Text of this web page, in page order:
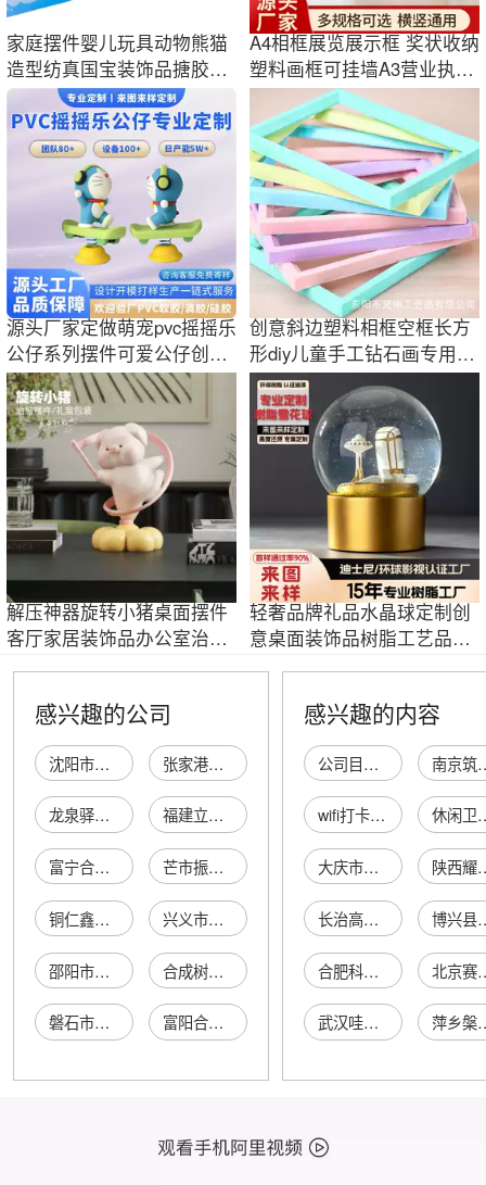
家庭摆件婴儿玩具动物熊猫
造型纺真国宝装饰品搪胶pvc
跨境热销
A4相框展览展示框 奖状收纳
塑料画框可挂墙A3营业执照
许可证镜框
源头厂家定做萌宠pvc摇摇乐
公仔系列摆件可爱公仔创意
桌面装饰品
创意斜边塑料相框空框长方
形diy儿童手工钻石画专用相
框现货批发
解压神器旋转小猪桌面摆件
客厅家居装饰品办公室治愈
轻奢品牌礼品水晶球定制创
意桌面装饰品树脂工艺品雪
感兴趣的公司
沈阳市兴泰合成树脂加工厂 张家港市锦丰镇宏利合成树脂加工厂
龙泉驿区十陵街办兴鑫合成树脂加工厂 福建立伟塑料有限公司合成树脂加工厂
富宁合成树脂瓦加工厂 芒市振钢合成树脂瓦加工店
铜仁鑫丰合成树脂废料加工厂 兴义市黔鑫合成树脂瓦加工厂
邵阳市大祥区恒达合成树脂瓦加工厂 合成树脂瓦
磐石市顺星树脂合成加工厂 富阳合成树脂厂
感兴趣的内容
公司目标管理软件 南京筑天设计
wifi打卡软件 休
大庆市让胡路区卓凡尼皮具行 陕西耀
长治高新区秀云雨润商店 博兴县振兴乡
合肥科腾机电制冷设备维修有限公司 北京赛
武汉哇烤吧餐饮管理有限公司 萍乡槃